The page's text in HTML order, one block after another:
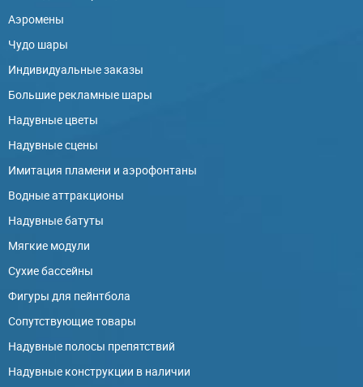
Аэромены
Чудо шары
Индивидуальные заказы
Большие рекламные шары
Надувные цветы
Надувные сцены
Имитация пламени и аэрофонтаны
Водные аттракционы
Надувные батуты
Мягкие модули
Сухие бассейны
Фигуры для пейнтбола
Сопутствующие товары
Надувные полосы препятствий
Надувные конструкции в наличии